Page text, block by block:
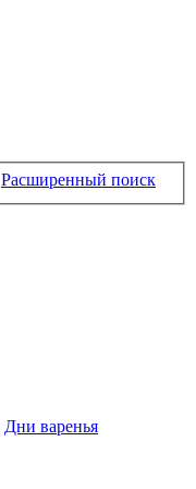
Расширенный поиск
Дни варенья